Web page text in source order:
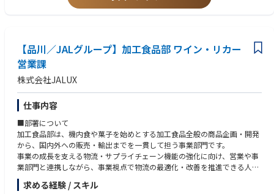
■募集背景
米中間の技術競争が激化する中、輸出管理に関する法令・規制は一層強
化・複雑化しています。こうした環境下でグループ全社における違反を防
ぐためには、各社で適切に運用できる確固たる体制基盤の構築に加え、定
期的な監査による状況把握と迅速な是正対応が不可欠です。今回、輸出関
連法令を理解し、グローバル子会社への指導・支援を担っていただける人
材を募集します。
■働き方
・残業時間：月平均20時間程度
・在宅勤務頻度：有（月数回程度の出社あり）
・フレックスタイムの有無：有
・出張頻度／期間／行先（国内外）：状況により海外出張の可能性あり
み化、運用設計の実務経験
【品川／JALグループ】加工食品部 ワイン・リカー
営業課
株式会社JALUX
仕事内容
■部署について
加工食品部は、機内食や菓子を始めとする加工食品全般の商品企画・開発
から、国内外への販売・輸出までを一貫して担う事業部門です。
事業の成長を支える物流・サプライチェーン機能の強化に向け、営業や事
業部門と連携しながら、事業視点で物流の最適化・改善を推進できる人材
を求めています。
求める経験 / スキル